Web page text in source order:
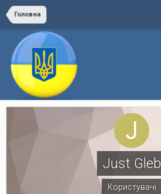
Головна
Just Gleb
Користувачі